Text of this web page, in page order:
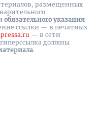
размещенных
обязательного указания
ссылки — в печатных
— в сети
должны
.